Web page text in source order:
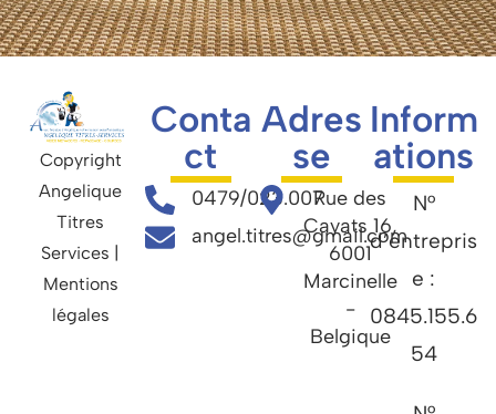
Copyright
Angelique
Titres
Services |
Mentions
légales
Conta
ct
0479/023.007
angel.titres@gmail.com
Adres
se
Rue des
Cayats 16,
6001
Marcinelle
-
Belgique
Inform
ations
N°
d’entrepris
e :
0845.155.6
54